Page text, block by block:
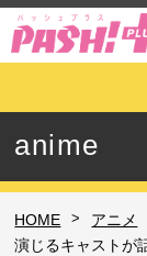
anime
HOME > アニメ
演じるキャストが